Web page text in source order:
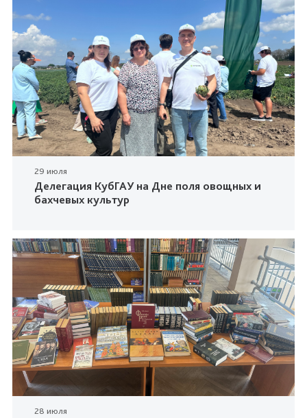
29 июля
Делегация КубГАУ на Дне поля овощных и
бахчевых культур
28 июля